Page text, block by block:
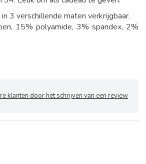
3 verschillende maten verkrijgbaar.
15% polyamide, 3% spandex, 2%
klanten door het schrijven van een review